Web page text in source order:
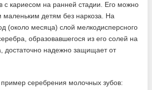
с кариесом на ранней стадии. Его можно
маленьким детям без наркоза. На
(около месяца) слой мелкодисперсного
образовавшегося из его солей на
достаточно надежно защищает от
серебрения молочных зубов: